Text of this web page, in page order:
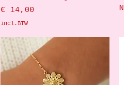
Prijs
€ 14,00
incl.BTW